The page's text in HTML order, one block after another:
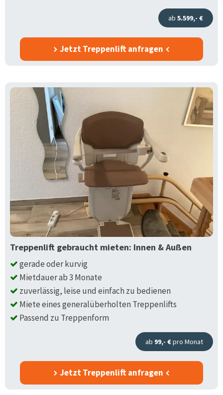
ab 5.599,- €
Jetzt Treppenlift anfragen
Treppenlift gebraucht mieten: Innen & Außen
gerade oder kurvig
Mietdauer ab 3 Monate
zuverlässig, leise und einfach zu bedienen
Miete eines generalüberholten Treppenlifts
Passend zu Treppenform
ab 99,- €pro Monat
Jetzt Treppenlift anfragen